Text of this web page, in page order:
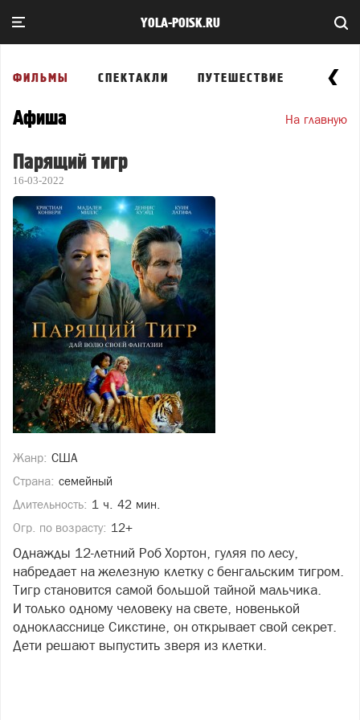
YOLA-POISK.RU
ФИЛЬМЫ СПЕКТАКЛИ ПУТЕШЕСТВИЕ
Афиша На главную
Парящий тигр
16-03-2022
Жанр: США
Страна: семейный
Длительность: 1 ч. 42 мин.
Огр. по возрасту: 12+
Однажды 12-летний Роб Хортон, гуляя по лесу,
набредает на железную клетку с бенгальским тигром.
Тигр становится самой большой тайной мальчика.
И только одному человеку на свете, новенькой
однокласснице Сикстине, он открывает свой секрет.
Дети решают выпустить зверя из клетки.